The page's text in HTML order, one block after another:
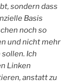
sondern dass
Basis
noch so
und nicht mehr
Ich
Linken
anstatt zu